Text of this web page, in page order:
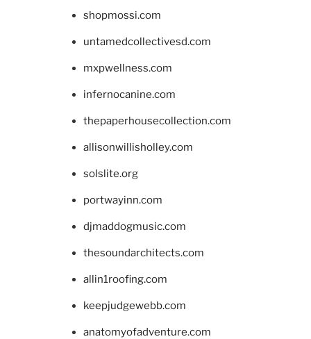
shopmossi.com
untamedcollectivesd.com
mxpwellness.com
infernocanine.com
thepaperhousecollection.com
allisonwillisholley.com
solslite.org
portwayinn.com
djmaddogmusic.com
thesoundarchitects.com
allin1roofing.com
keepjudgewebb.com
anatomyofadventure.com